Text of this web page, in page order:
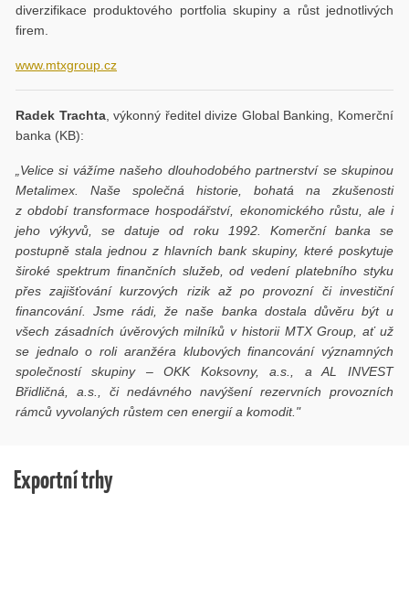
diverzifikace produktového portfolia skupiny a růst jednotlivých
firem.
www.mtxgroup.cz
Radek Trachta, výkonný ředitel divize Global Banking, Komerční
banka (KB):
„Velice si vážíme našeho dlouhodobého partnerství se skupinou
Metalimex. Naše společná historie, bohatá na zkušenosti
z období transformace hospodářství, ekonomického růstu, ale i
jeho výkyvů, se datuje od roku 1992. Komerční banka se
postupně stala jednou z hlavních bank skupiny, které poskytuje
široké spektrum finančních služeb, od vedení platebního styku
přes zajišťování kurzových rizik až po provozní či investiční
financování. Jsme rádi, že naše banka dostala důvěru být u
všech zásadních úvěrových milníků v historii MTX Group, ať už
se jednalo o roli aranžéra klubových financování významných
společností skupiny – OKK Koksovny, a.s., a AL INVEST
Břidličná, a.s., či nedávného navýšení rezervních provozních
rámců vyvolaných růstem cen energií a komodit."
Exportní trhy